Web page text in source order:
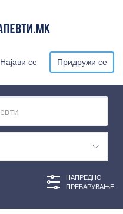
Најави се Придружи се
НАПРЕДНО
ПРЕБАРУВАЊЕ